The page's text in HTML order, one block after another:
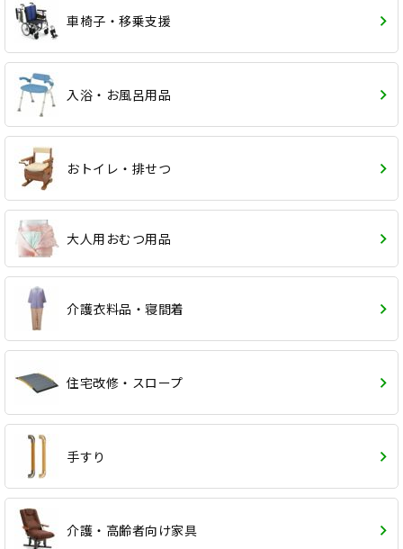
車椅子・移乗支援
入浴・お風呂用品
おトイレ・排せつ
大人用おむつ用品
介護衣料品・寝間着
住宅改修・スロープ
手すり
介護・高齢者向け家具